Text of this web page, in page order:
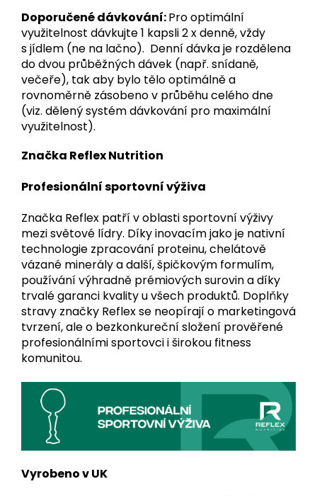
Doporučené dávkování:Pro optimální
využitelnost dávkujte 1 kapsli 2 x denně, vždy
s jídlem (ne na lačno). Denní dávka je rozdělena
do dvou průběžných dávek (např. snídaně,
večeře), tak aby bylo tělo optimálně a
rovnoměrně zásobeno v průběhu celého dne
(viz. dělený systém dávkování pro maximální
využitelnost).
Značka Reflex Nutrition
Profesionální sportovní výživa
Značka Reflex patří v oblasti sportovní výživy
mezi světové lídry. Díky inovacím jako je nativní
technologie zpracování proteinu, chelátově
vázané minerály a další, špičkovým formulím,
používání výhradně prémiových surovin a díky
trvalé garanci kvality u všech produktů. Doplňky
stravy značky Reflex se neopírají o marketingová
tvrzení, ale o bezkonkureční složení prověřené
profesionálními sportovci i širokou fitness
komunitou.
Vyrobeno v UK